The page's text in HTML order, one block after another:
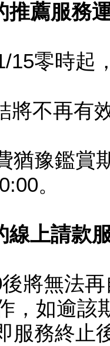
推薦服務
15零時起
將不再有
猶豫鑑賞
。
線上請款
將無法
，如逾該
服務終止